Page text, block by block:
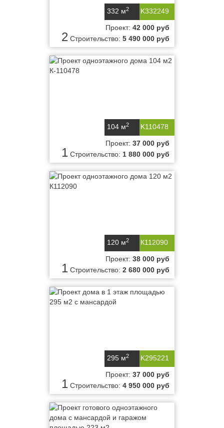
K332249
332 м2
2
Проект: 42 000 руб
Строительство: 5 490 000 руб
K110478
104 м2
1
Проект: 37 000 руб
Строительство: 1 880 000 руб
К112090
120 м2
1
Проект: 38 000 руб
Строительство: 2 680 000 руб
K295221
295 м2
1
Проект: 37 000 руб
Строительство: 4 950 000 руб